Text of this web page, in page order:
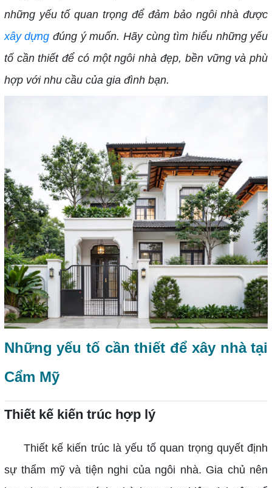
những yếu tố quan trọng để đảm bảo ngôi nhà được
xây dựng đúng ý muốn. Hãy cùng tìm hiểu những yếu
tố cần thiết để có một ngôi nhà đẹp, bền vững và phù
hợp với nhu cầu của gia đình bạn.
Những yếu tố cần thiết để xây nhà tại
Cẩm Mỹ
Thiết kế kiến trúc hợp lý
Thiết kế kiến trúc là yếu tố quan trọng quyết định
sự thẩm mỹ và tiện nghi của ngôi nhà. Gia chủ nên